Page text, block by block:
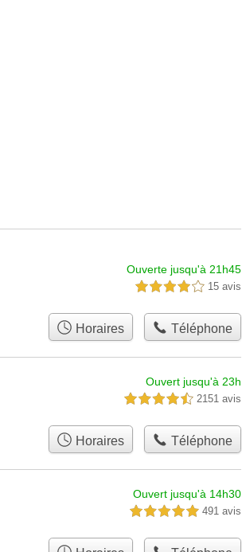
Ouverte jusqu'à 21h45
4,0 étoiles sur 5 15 avis
Horaires Téléphone
Ouvert jusqu'à 23h
4,5 étoiles sur 5 2151 avis
Horaires Téléphone
Ouvert jusqu'à 14h30
5,0 étoiles sur 5 491 avis